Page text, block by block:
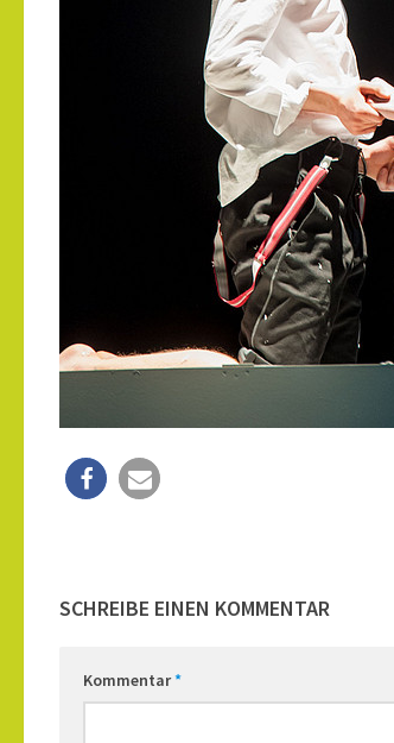
SCHREIBE EINEN KOMMENTAR
Kommentar*